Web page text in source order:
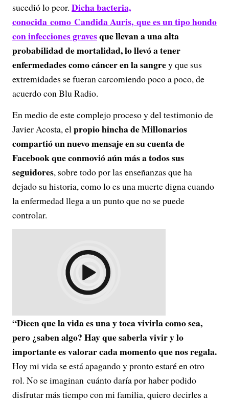
sucedió lo peor. Dicha bacteria,
conocida como Candida Auris, que es un tipo hondo
con infecciones gravesque llevan a una alta
probabilidad de mortalidad, lo llevó a tener
enfermedades como cáncer en la sangrey que sus
extremidades se fueran carcomiendo poco a poco, de
acuerdo con Blu Radio.
En medio de este complejo proceso y del testimonio de
Javier Acosta, elpropio hincha de Millonarios
compartió un nuevo mensaje en su cuenta de
Facebook que conmovió aún más a todos sus
seguidores, sobre todo por las enseñanzas que ha
dejado su historia, como lo es una muerte digna cuando
la enfermedad llega a un punto que no se puede
controlar.
“Dicen que la vida es una y toca vivirla como sea,
pero ¿saben algo? Hay que saberla vivir y lo
importante es valorar cada momento que nos regala.
Hoy mi vida se está apagando y pronto estaré en otro
rol. No se imaginan cuánto daría por haber podido
disfrutar más tiempo con mi familia, quiero decirles a